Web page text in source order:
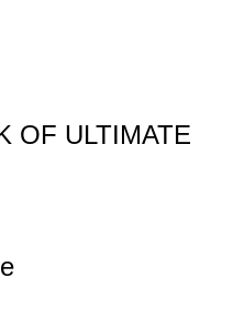
OF ULTIMATE